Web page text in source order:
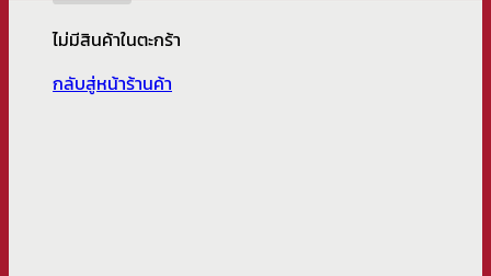
ไม่มีสินค้าในตะกร้า
กลับสู่หน้าร้านค้า